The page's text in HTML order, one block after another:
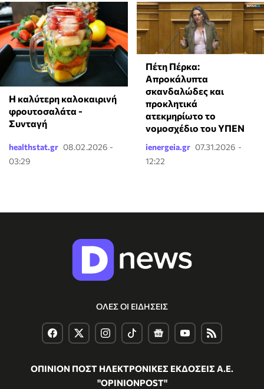
Η καλύτερη καλοκαιρινή
φρουτοσαλάτα -
Συνταγή
healthstat.gr 08.02.2026 -
03:29
Πέτη Πέρκα:
Απροκάλυπτα
σκανδαλώδες και
προκλητικά
ατεκμηρίωτο το
νομοσχέδιο του ΥΠΕΝ
ienergeia.gr 07.31.2026 -
12:22
ΟΛΕΣ ΟΙ ΕΙΔΗΣΕΙΣ
ΟΠΙΝΙΟΝ ΠΟΣΤ ΗΛΕΚΤΡΟΝΙΚΕΣ ΕΚΔΟΣΕΙΣ Α.Ε.
"OPINIONPOST"